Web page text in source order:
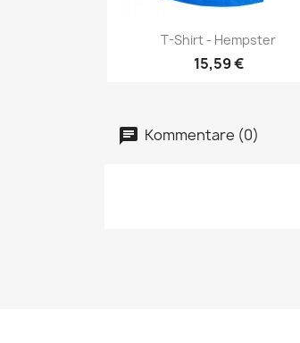
Vorschau
T-Shirt - Hempster
15,59 €
Kommentare (0)